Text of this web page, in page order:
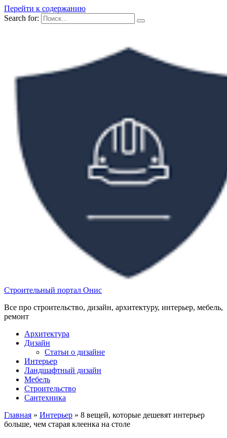
Перейти к содержанию
Search for:
Строительный портал Онис
Все про строительство, дизайн, архитектуру, интерьер, мебель,
ремонт
Архитектура
Дизайн
Статьи о дизайне
Интерьер
Ландшафтный дизайн
Мебель
Строительство
Сантехника
Главная » Интерьер » 8 вещей, которые дешевят интерьер
больше, чем старая клеенка на столе